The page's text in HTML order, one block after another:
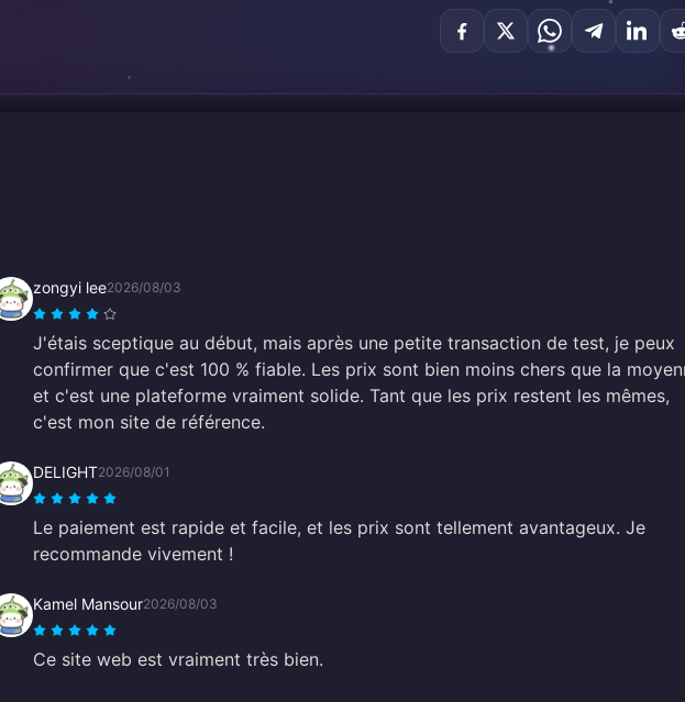
zongyi lee2026/08/03
J'étais sceptique au début, mais après une petite transaction de test, je peux
confirmer que c'est 100 % fiable. Les prix sont bien moins chers que la
et c'est une plateforme vraiment solide. Tant que les prix restent les mêmes,
c'est mon site de référence.
DELIGHT2026/08/01
Le paiement est rapide et facile, et les prix sont tellement avantageux. Je
recommande vivement !
Kamel Mansour2026/08/03
Ce site web est vraiment très bien.